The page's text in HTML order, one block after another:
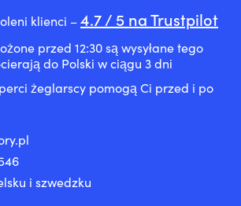
klienci –4.7 / 5 na Trustpilot
przed 12:30 są wysyłane tego
do Polski w ciągu 3 dni
żeglarscy pomogą Ci przed i po
i szwedzku